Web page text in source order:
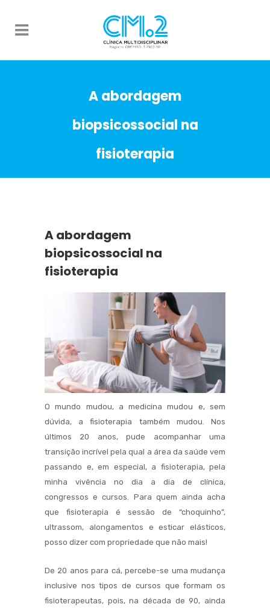
A abordagem
biopsicossocial na
fisioterapia
A abordagem
biopsicossocial na
fisioterapia
O mundo mudou, a medicina mudou e, sem
dúvida, a fisioterapia também mudou. Nos
últimos 20 anos, pude acompanhar uma
transição incrível pela qual a área da saúde vem
passando e, em especial, a fisioterapia, pela
minha vivência no dia a dia de clínica,
congressos e cursos. Para quem ainda acha
que fisioterapia é sessão de “choquinho”,
ultrassom, alongamentos e esticar elásticos,
posso dizer com propriedade que não mais!
De 20 anos para cá, percebe-se uma mudança
inclusive nos tipos de cursos que formam os
fisioterapeutas, pois, na década de 90, ainda